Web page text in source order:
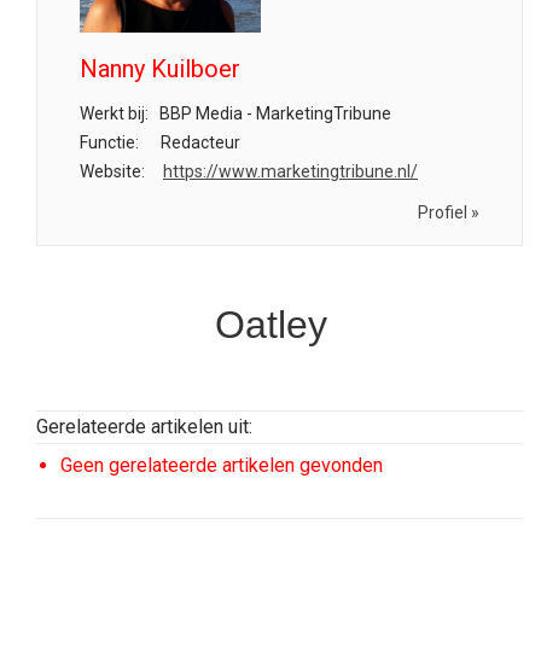
Nanny Kuilboer
Werkt bij:
BBP Media - MarketingTribune
Functie:
Redacteur
Website:
https://www.marketingtribune.nl/
Profiel »
Oatley
Gerelateerde artikelen uit:
Geen gerelateerde artikelen gevonden